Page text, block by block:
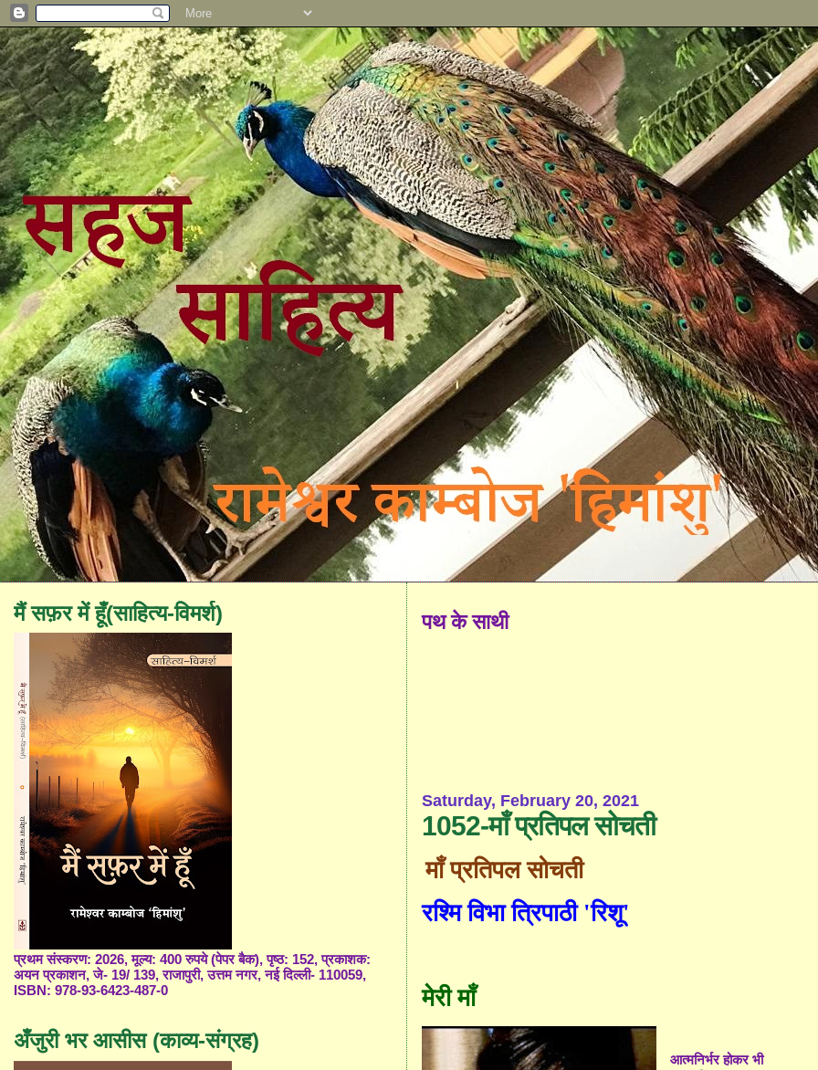
पथ के साथी
Saturday, February 20, 2021
1052-माँ प्रतिपल सोचती
माँ प्रतिपल सोचती
रश्मि विभा त्रिपाठी'रिशू'
मेरी माँ
आत्मनिर्भर होकर भी
मैं सफ़र में हूँ(साहित्य-विमर्श)
प्रथम संस्करण: 2026, मूल्य: 400 रुपये (पेपर बैक), पृष्ठ: 152, प्रकाशक:
अयन प्रकाशन, जे- 19/ 139, राजापुरी, उत्तम नगर, नई दिल्ली- 110059,
ISBN: 978-93-6423-487-0
अँजुरी भर आसीस (काव्य-संग्रह)